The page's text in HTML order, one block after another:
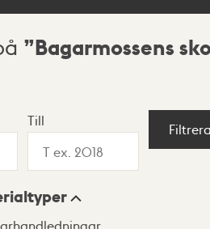
Bagarmossens
Karta
Till